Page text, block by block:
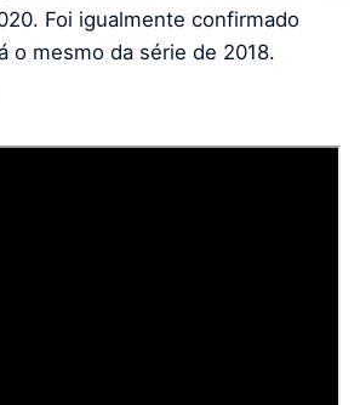
Foi igualmente confirmado
o mesmo da série de 2018.